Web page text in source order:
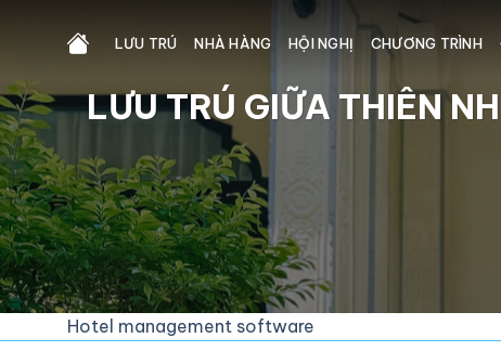
LƯU TRÚ NHÀ HÀNG HỘI NGHỊ CHƯƠNG TRÌNH
LƯU TRÚ GIỮA THIÊN
Hotel management software